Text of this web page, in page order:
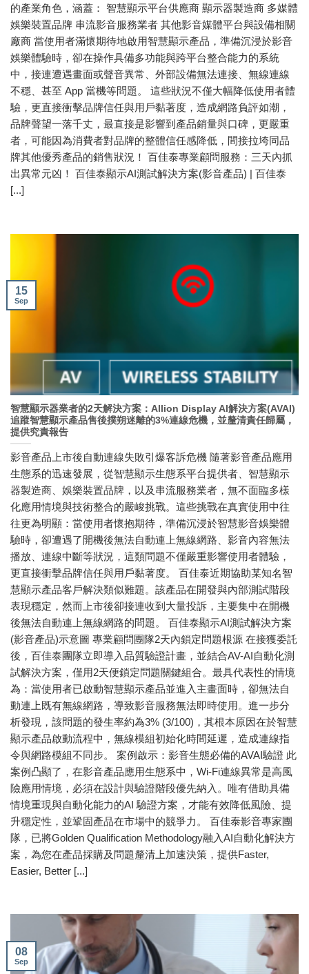
的產業角色，涵蓋： 智慧顯示平台供應商 顯示器製造商 多媒體
娛樂裝置品牌 串流影音服務業者 其他影音媒體平台與設備相關
廠商 當使用者滿懷期待地啟用智慧顯示產品，準備沉浸於影音
娛樂體驗時，卻在操作具備多功能與跨平台整合能力的系統
中，接連遭遇畫面或聲音異常、外部設備無法連接、無線連線
不穩、甚至 App 當機等問題。 這些狀況不僅大幅降低使用者體
驗，更直接衝擊品牌信任與用戶黏著度，造成網路負評如潮，
品牌聲望一落千丈，最直接是影響到產品銷量與口碑，更嚴重
者，可能因為消費者對品牌的整體信任感降低，間接拉垮同品
牌其他優秀產品的銷售狀況！ 百佳泰專業顧問服務：三天內抓
出異常元凶！ 百佳泰顯示AI測試解決方案(影音產品) | 百佳泰
[...]
智慧顯示器業者的2天解決方案：Allion Display AI解決方案(AVAI)
追蹤智慧顯示產品售後撲朔迷離的3%連線危機，並釐清責任歸屬，
提供究責報告
影音產品上市後自動連線失敗引爆客訴危機 隨著影音產品應用
生態系的迅速發展，從智慧顯示生態系平台提供者、智慧顯示
器製造商、娛樂裝置品牌，以及串流服務業者，無不面臨多樣
化應用情境與技術整合的嚴峻挑戰。這些挑戰在真實使用中往
往更為明顯：當使用者懷抱期待，準備沉浸於智慧影音娛樂體
驗時，卻遭遇了開機後無法自動連上無線網路、影音內容無法
播放、連線中斷等狀況，這類問題不僅嚴重影響使用者體驗，
更直接衝擊品牌信任與用戶黏著度。 百佳泰近期協助某知名智
慧顯示產品客戶解決類似難題。該產品在開發與內部測試階段
表現穩定，然而上市後卻接連收到大量投訴，主要集中在開機
後無法自動連上無線網路的問題。 百佳泰顯示AI測試解決方案
(影音產品)示意圖 專業顧問團隊2天內鎖定問題根源 在接獲委託
後，百佳泰團隊立即導入品質驗證計畫，並結合AV-AI自動化測
試解決方案，僅用2天便鎖定問題關鍵組合。最具代表性的情境
為：當使用者已啟動智慧顯示產品並進入主畫面時，卻無法自
動連上既有無線網路，導致影音服務無法即時使用。進一步分
析發現，該問題的發生率約為3% (3/100)，其根本原因在於智慧
顯示產品啟動流程中，無線模組初始化時間延遲，造成連線指
令與網路模組不同步。 案例啟示：影音生態必備的AVAI驗證 此
案例凸顯了，在影音產品應用生態系中，Wi-Fi連線異常是高風
險應用情境，必須在設計與驗證階段優先納入。唯有借助具備
情境重現與自動化能力的AI 驗證方案，才能有效降低風險、提
升穩定性，並鞏固產品在市場中的競爭力。 百佳泰影音專家團
隊，已將Golden Qualification Methodology融入AI自動化解決方
案，為您在產品採購及問題釐清上加速決策，提供Faster,
Easier, Better [...]
15
Sep
08
Sep